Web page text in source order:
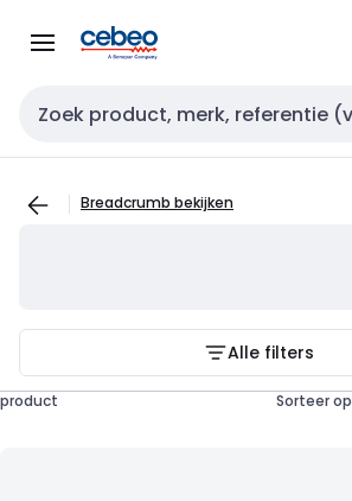
naar
naar
Zoekveld invoer
Breadcrumb bekijken
Alle filters
product Sorteer op